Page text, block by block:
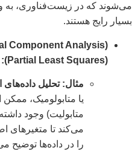
می‌شوند که در زیست‌فناوری، به
بسیار رایج هستند.
(Partial Least Squares): کاهش ابعاد:
مثال: تحلیل
یا متابولومیک،
می‌کند تا متغیرهای
را در داده‌ها توضیح